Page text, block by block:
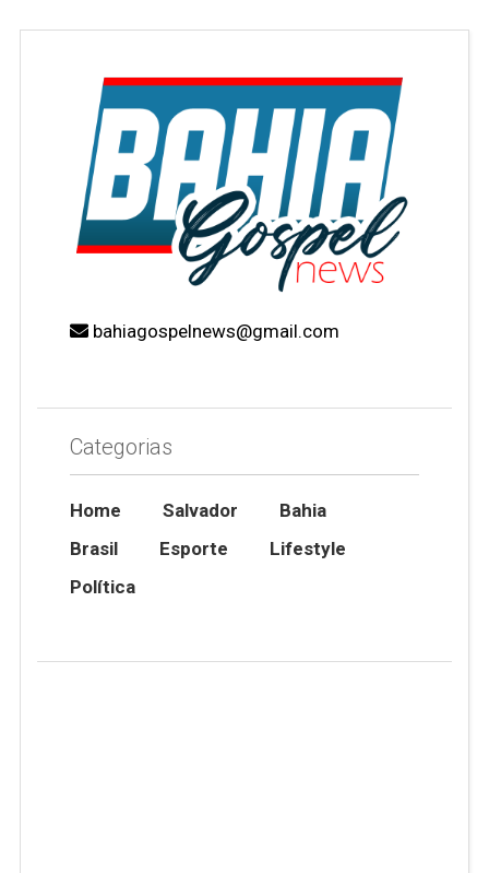
bahiagospelnews@gmail.com
Categorias
Home Salvador
Bahia
Brasil
Esporte
Lifestyle
Política